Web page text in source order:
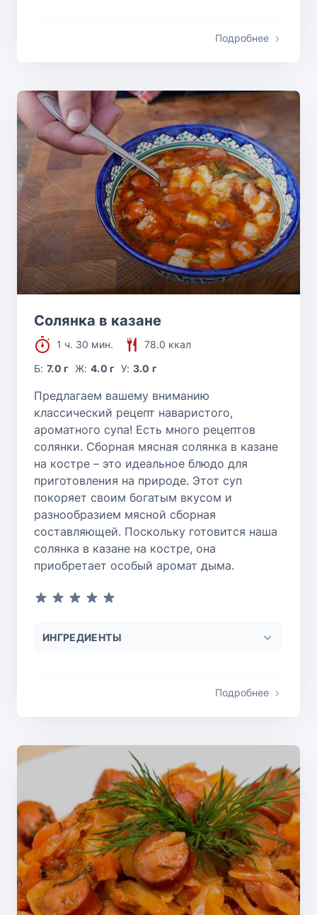
Подробнее
Солянка в казане
1 ч. 30 мин.
78.0 ккал
Б:7.0 г Ж: 4.0 г У: 3.0 г
Предлагаем вашему вниманию
классический рецепт наваристого,
ароматного супа! Есть много рецептов
солянки. Сборная мясная солянка в казане
на костре – это идеальное блюдо для
приготовления на природе. Этот суп
покоряет своим богатым вкусом и
разнообразием мясной сборная
составляющей. Поскольку готовится наша
солянка в казане на костре, она
приобретает особый аромат дыма.
ИНГРЕДИЕНТЫ
Подробнее